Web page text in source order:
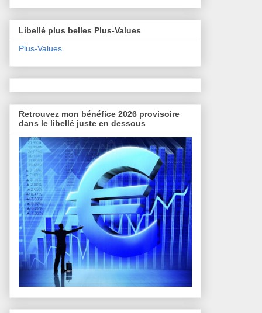
Libellé plus belles Plus-Values
Plus-Values
Retrouvez mon bénéfice 2026 provisoire
dans le libellé juste en dessous